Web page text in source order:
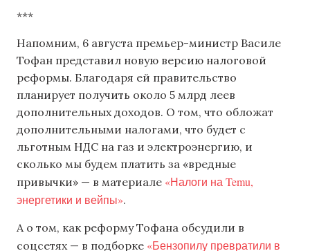
***
Напомним, 6 августа премьер-министр Василе
Тофан представил новую версию налоговой
реформы. Благодаря ей правительство
планирует получить около 5 млрд леев
дополнительных доходов. О том, что обложат
дополнительными налогами, что будет с
льготным НДС на газ и электроэнергию, и
сколько мы будем платить за «вредные
привычки» — в материале «Налоги на Temu,
энергетики и вейпы».
А о том, как реформу Тофана обсудили в
соцсетях — в подборке «Бензопилу превратили в